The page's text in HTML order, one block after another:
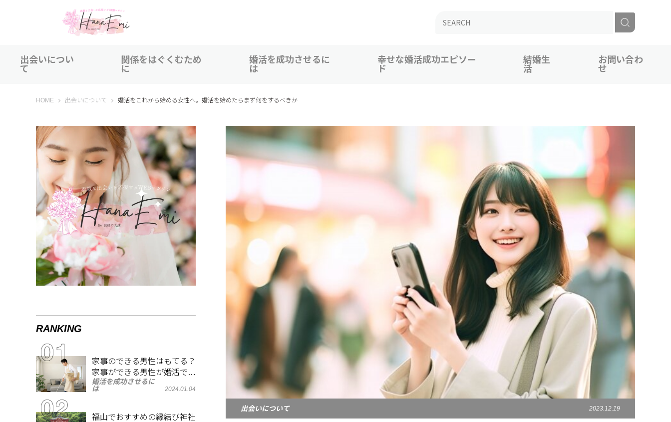
出会いについ
て
関係をはぐくむため
に
婚活を成功させるに
は
幸せな婚活成功エピソー
ド
結婚生
活
お問い合わ
せ
HOME はなえみ│HANAEMI│素敵な出会いを応援するWEBマガジン 広島、福山での婚活恋活を応援
出会いについて 婚活をこれから始める女性へ。婚活を始めたらまず何をするべきか
出会いについて 2023.12.19
RANKING
家事のできる男性はもてる？
家事ができる男性が婚活で人
気がある理由
婚活を成功させるに
は
2024.01.04
福山でおすすめの縁結び神社